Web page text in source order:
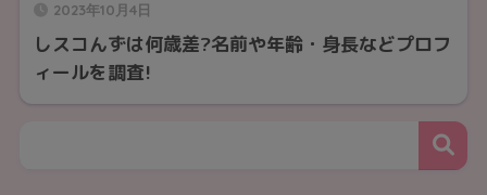
2023年10月4日
しスコんずは何歳差?名前や年齢・身長などプロフ
ィールを調査!